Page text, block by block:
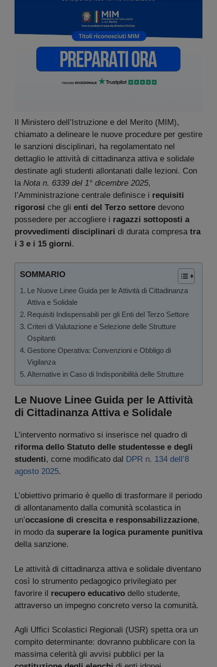
Il Ministero dell’Istruzione e del Merito (MIM),
chiamato a delineare le nuove procedure per gestire
le sanzioni disciplinari, ha regolamentato nel
dettaglio le attività di cittadinanza attiva e solidale
destinate agli studenti allontanati dalle lezioni. Con
la Nota n. 6339 del 1° dicembre 2025,
l’Amministrazione centrale definisce i requisiti
rigorosi che gli enti del Terzo settore devono
possedere per accogliere i ragazzi sottoposti a
provvedimenti disciplinari di durata compresa tra
i 3 e i 15 giorni.
SOMMARIO
Le Nuove Linee Guida per le Attività di Cittadinanza
Attiva e Solidale
Requisiti Indispensabili per gli Enti del Terzo Settore
Criteri di Valutazione e Selezione delle Strutture
Ospitanti
Gestione Operativa: Convenzioni e Obbligo di
Vigilanza
Alternative in Caso di Indisponibilità delle Strutture
Le Nuove Linee Guida per le Attività
di Cittadinanza Attiva e Solidale
L’intervento normativo si inserisce nel quadro di
riforma dello Statuto delle studentesse e degli
studenti, come modificato dal DPR n. 134 dell’8
agosto 2025.
L’obiettivo primario è quello di trasformare il periodo
di allontanamento dalla comunità scolastica in
un’occasione di crescita e responsabilizzazione,
in modo da superare la logica puramente punitiva
della sanzione.
Le attività di cittadinanza attiva e solidale diventano
così lo strumento pedagogico privilegiato per
favorire il recupero educativo dello studente,
attraverso un impegno concreto verso la comunità.
Agli Uffici Scolastici Regionali (USR) spetta ora un
compito determinante: dovranno pubblicare con la
massima celerità gli avvisi pubblici per la